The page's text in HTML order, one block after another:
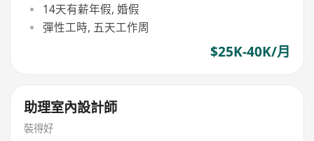
14天有薪年假, 婚假
彈性工時, 五天工作周
$25K-40K/月
助理室內設計師
裝得好